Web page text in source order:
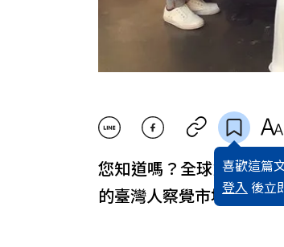
喜歡這篇
登入 後立
您知道嗎？全球創業精
的臺灣人察覺市場有創業